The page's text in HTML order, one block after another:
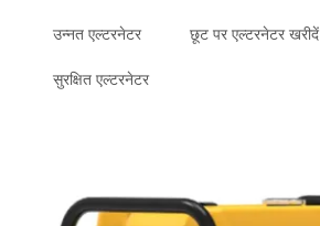
उन्नत एल्टरनेटर छूट पर एल्टरनेटर खरीदें
सुरक्षित एल्टरनेटर